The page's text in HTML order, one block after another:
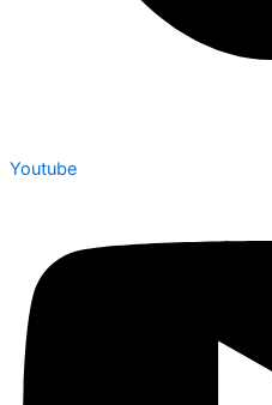
Youtube